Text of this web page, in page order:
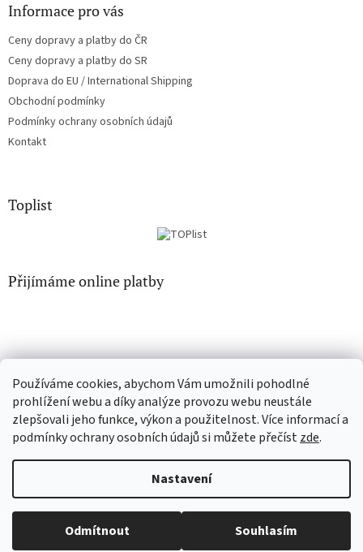
Používáme cookies, abychom Vám umožnili pohodlné
prohlížení webu a díky analýze provozu webu neustále
zlepšovali jeho funkce, výkon a použitelnost. Více informací a
podmínky ochrany osobních údajů si můžete přečístzde.
Nastavení
Odmítnout Souhlasím
Informace pro vás
Ceny dopravy a platby do ČR
Ceny dopravy a platby do SR
Doprava do EU / International Shipping
Obchodní podmínky
Podmínky ochrany osobních údajů
Kontakt
Toplist
Přijímáme online platby
EN-filmy.cz CD-Soundtrack.cz
Vytvořil Shoptet
Copyright 2026CD-hudba.cz. Všechna práva vyhrazena.Upravit